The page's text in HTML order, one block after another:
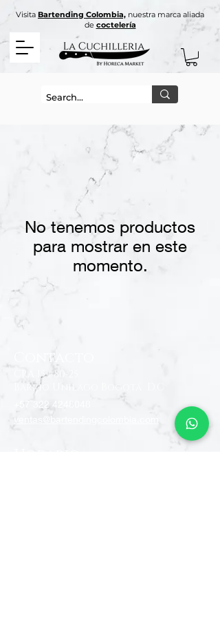
Visita Bartending Colombia, nuestra marca aliada
de coctelería
No tenemos productos
para mostrar en este
momento.
Contacto
CRA 15 #80-25
Barrio Unilago Bogotá D.C
+57 322 4248048
ventas@bartendingcolombia.com